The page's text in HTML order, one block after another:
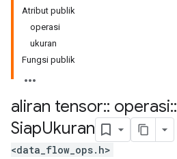
Atribut publik
operasi
ukuran
Fungsi publik
aliran tensor:: operasi::
SiapUkuran
<data_flow_ops.h>